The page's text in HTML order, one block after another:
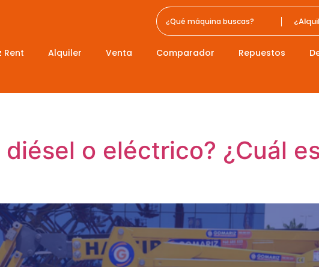
Rent Alquiler Venta Comparador Repuestos
o eléctrico? ¿Cuál